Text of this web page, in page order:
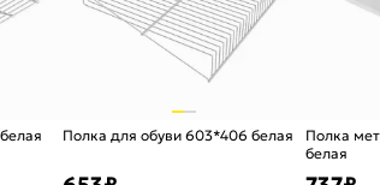
Полка для обуви 603*406 белая
Полка
белая